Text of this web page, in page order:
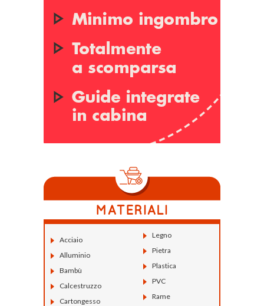
Acciaio
Alluminio
Bambù
Calcestruzzo
Cartongesso
Legno
Pietra
Plastica
PVC
Rame